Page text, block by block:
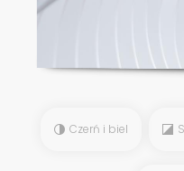
Czerń i biel